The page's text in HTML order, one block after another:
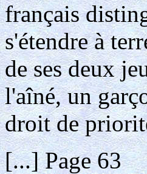
français
s'étendre à
de ses deux
l'aîné, un
droit de
[...] Page 63